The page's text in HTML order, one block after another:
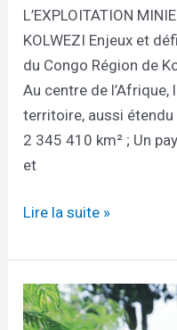
L’EXPLOITATION
KOLWEZI Enjeux et
du Congo Région de
Au centre de l’Afrique,
territoire, aussi étendu
2 345 410 km² ; Un
et
Lire la suite »
LAUDATO
SI’,